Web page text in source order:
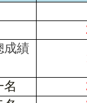
成績
名